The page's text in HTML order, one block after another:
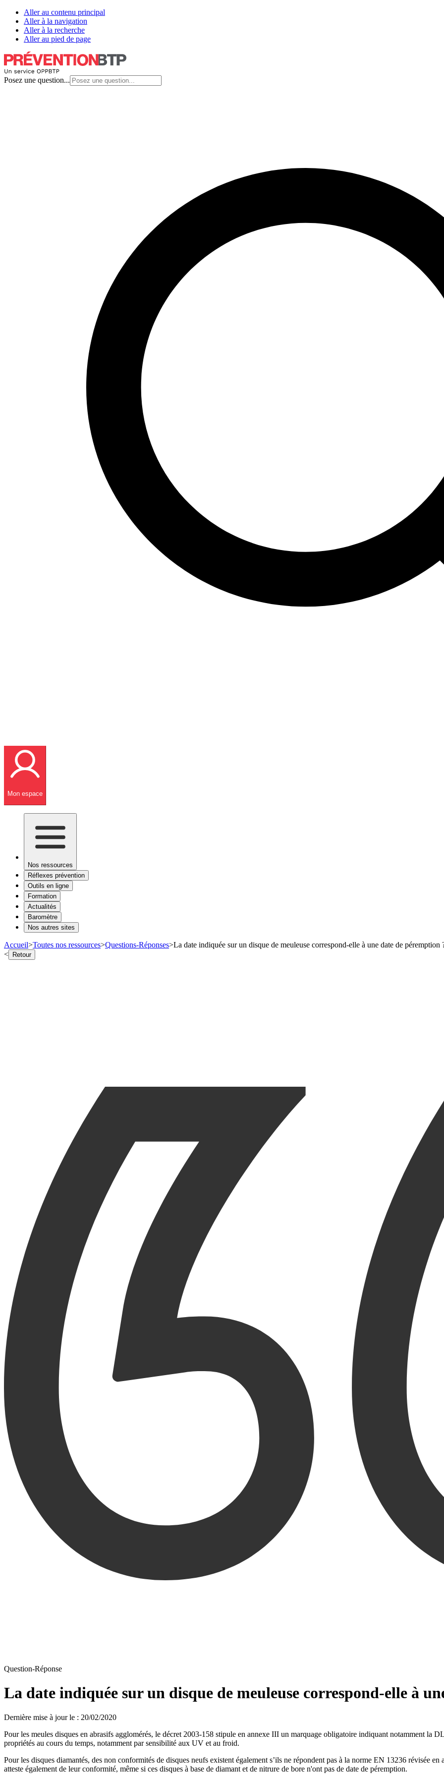
Aller au contenu principal
Aller à la navigation
Aller à la recherche
Aller au pied de page
Posez une question...
Mon espace
Nos ressources
Réflexes prévention
Outils en ligne
Formation
Actualités
Baromètre
Nos autres sites
Accueil>Toutes nos ressources>Questions-Réponses>La date indiquée sur un disque de meuleuse correspond-elle à une date de péremption
< Retour
Question-Réponse
La date indiquée sur un disque de meuleuse correspond-elle à
Dernière mise à jour le : 20/02/2020
Pour les meules disques en abrasifs agglomérés, le décret 2003-158 stipule en annexe III un marquage obligatoire indiquant notamment la
propriétés au cours du temps, notamment par sensibilité aux UV et au froid.
Pour les disques diamantés, des non conformités de disques neufs existent également s’ils ne répondent pas à la norme EN 13236 révisée
atteste également de leur conformité, même si ces disques à base de diamant et de nitrure de bore n'ont pas de date de péremption.